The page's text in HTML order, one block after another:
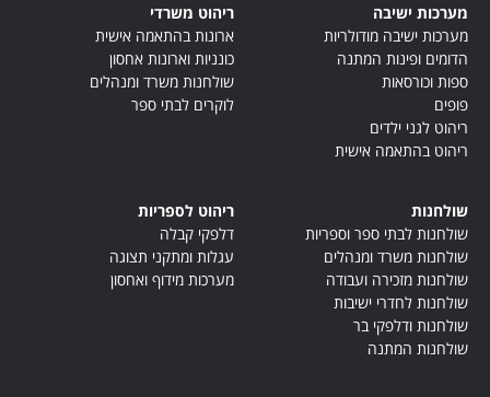
מערכות ישיבה
מערכות ישיבה מודולריות
הדומים ופינות המתנה
ספות וכורסאות
פופים
ריהוט לגני ילדים
ריהוט בהתאמה אישית
ריהוט משרדי
ארונות בהתאמה אישית
כונניות וארונות אחסון
שולחנות משרד ומנהלים
לוקרים לבתי ספר
שולחנות
שולחנות לבתי ספר וספריות
שולחנות משרד ומנהלים
שולחנות מזכירה ועבודה
שולחנות לחדרי ישיבות
שולחנות ודלפקי בר
שולחנות המתנה
ריהוט לספריות
דלפקי קבלה
עגלות ומתקני תצוגה
מערכות מידוף ואחסון